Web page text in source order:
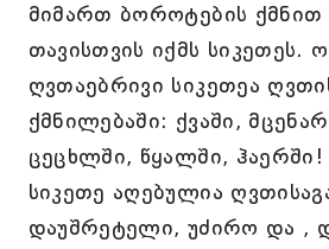
მიმართ ბოროტების ქმნით
თავისთვის იქმს სიკეთეს.
ღვთაებრივი სიკეთეა
ქმნილებაში: ქვაში,
ცეცხლში, წყალში, ჰაერში!
სიკეთე აღებულია
დაუშრეტელი, უძირო და ,